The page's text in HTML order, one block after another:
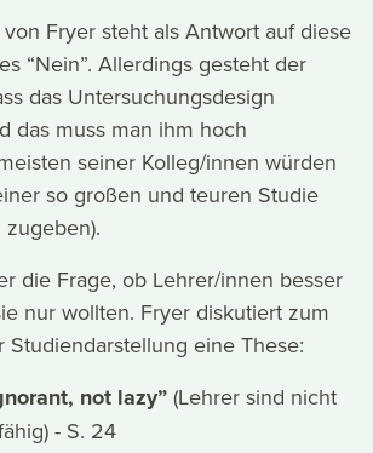
Fryer steht als Antwort auf diese
“Nein”. Allerdings gesteht der
das Untersuchungsdesign
das muss man ihm hoch
seiner Kolleg/innen würden
so großen und teuren Studie
die Frage, ob Lehrer/innen besser
nur wollten. Fryer diskutiert zum
Studiendarstellung eine These:
not lazy” (Lehrer sind nicht
- S. 24